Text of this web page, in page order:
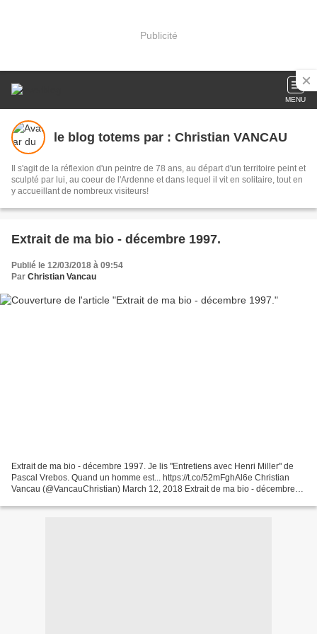
Publicité
MENU
le blog totems par : Christian VANCAU
Il s'agit de la réflexion d'un peintre de 78 ans, au départ d'un territoire peint et
sculpté par lui, au coeur de l'Ardenne et dans lequel il vit en solitaire, tout en
y accueillant de nombreux visiteurs!
Extrait de ma bio - décembre 1997.
Publié le 12/03/2018 à 09:54
Par Christian Vancau
Extrait de ma bio - décembre 1997. Je lis "Entretiens avec Henri Miller" de
Pascal Vrebos. Quand un homme est... https://t.co/52mFghAl6e Christian
Vancau (@VancauChristian) March 12, 2018 Extrait de ma bio - décembre